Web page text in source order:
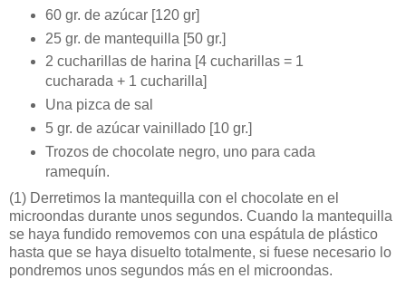
60 gr. de azúcar [120 gr]
25 gr. de mantequilla [50 gr.]
2 cucharillas de harina [4 cucharillas = 1
cucharada + 1 cucharilla]
Una pizca de sal
5 gr. de azúcar vainillado [10 gr.]
Trozos de chocolate negro, uno para cada
ramequín.
(1) Derretimos la mantequilla con el chocolate en el
microondas durante unos segundos. Cuando la mantequilla
se haya fundido removemos con una espátula de plástico
hasta que se haya disuelto totalmente, si fuese necesario lo
pondremos unos segundos más en el microondas.